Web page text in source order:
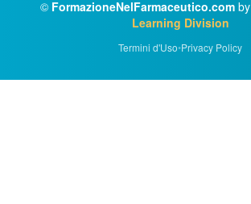
© FormazioneNelFarmaceutico.com by
Learning Division
Termini d'Uso•Privacy Policy